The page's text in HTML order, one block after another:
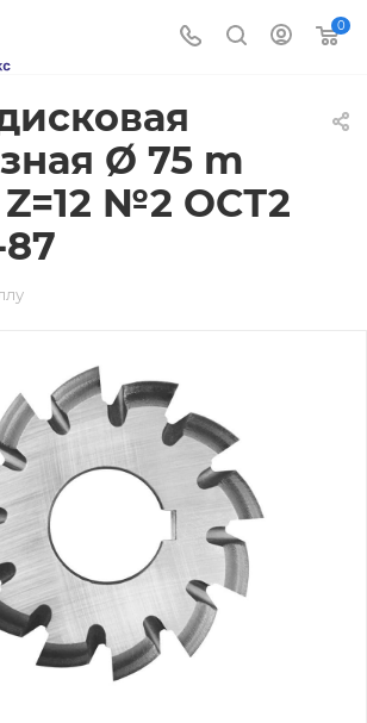
0
Ø 75 m
Z=12 №2 ОСТ2
87